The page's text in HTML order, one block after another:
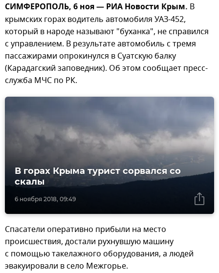
СИМФЕРОПОЛЬ, 6 ноя — РИА Новости Крым. В
крымских горах водитель автомобиля УАЗ-452,
который в народе называют "буханка", не справился
с управлением. В результате автомобиль с тремя
пассажирами опрокинулся в Суатскую балку
(Карадагский заповедник). Об этом сообщает пресс-
служба МЧС по РК.
6 ноября 2018, 09:49
В горах Крыма турист сорвался со
скалы
Спасатели оперативно прибыли на место
происшествия, достали рухнувшую машину
с помощью такелажного оборудования, а людей
эвакуировали в село Межгорье.